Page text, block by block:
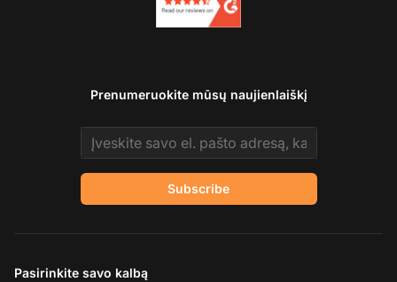
Prenumeruokite mūsų naujienlaiškį
Email address
Subscribe
Pasirinkite savo kalbą